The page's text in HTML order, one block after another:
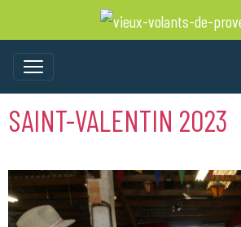
SAINT-VALENTIN 2023